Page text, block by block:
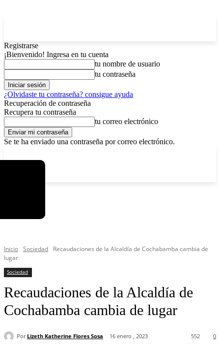
Registrarse
¡Bienvenido! Ingresa en tu cuenta
tu nombre de usuario
tu contraseña
¿Olvidaste tu contraseña? consigue ayuda
Recuperación de contraseña
Recupera tu contraseña
tu correo electrónico
Se te ha enviado una contraseña por correo electrónico.
Inicio Sociedad
Recaudaciones de la Alcaldía de Cochabamba cambia de
lugar
Sociedad
Recaudaciones de la Alcaldía de
Cochabamba cambia de lugar
Por Lizeth Katherine Flores Sosa 16 enero , 2023 0
552